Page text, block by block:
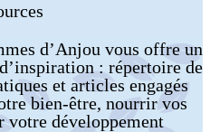
d’Anjou vous offre un
: répertoire de
et articles engagés
bien-être, nourrir vos
votre développement